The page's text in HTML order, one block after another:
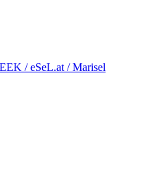
/ eSeL.at / Marisel